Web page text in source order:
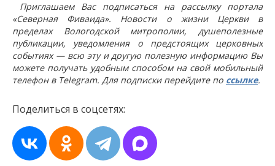
Приглашаем Вас подписаться на рассылку портала
«Северная Фиваида». Новости о жизни Церкви в
пределах Вологодской митрополии, душеполезные
публикации, уведомления о предстоящих церковных
событиях — всю эту и другую полезную информацию Вы
можете получать удобным способом на свой мобильный
телефон в Telegram. Для подписки перейдите по ссылке.
Поделиться в соцсетях: